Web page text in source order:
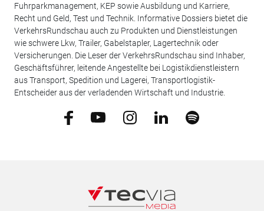
Fuhrparkmanagement, KEP sowie Ausbildung und Karriere,
Recht und Geld, Test und Technik. Informative Dossiers bietet die
VerkehrsRundschau auch zu Produkten und Dienstleistungen
wie schwere Lkw, Trailer, Gabelstapler, Lagertechnik oder
Versicherungen. Die Leser der VerkehrsRundschau sind Inhaber,
Geschäftsführer, leitende Angestellte bei Logistikdienstleistern
aus Transport, Spedition und Lagerei, Transportlogistik-
Entscheider aus der verladenden Wirtschaft und Industrie.